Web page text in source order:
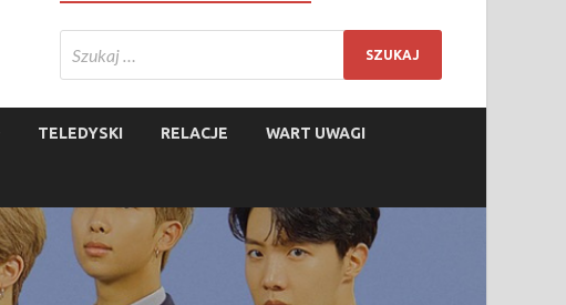
TELEDYSKI RELACJE WART UWAGI